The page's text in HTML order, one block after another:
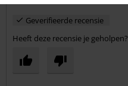
Geverifieerde recensie
Heeft deze recensie je geholpen?